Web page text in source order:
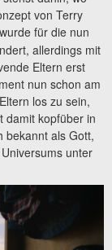
von Terry
für die nun
allerdings mit
Eltern erst
nun schon am
los zu sein,
damit kopfüber in
bekannt als Gott,
unter